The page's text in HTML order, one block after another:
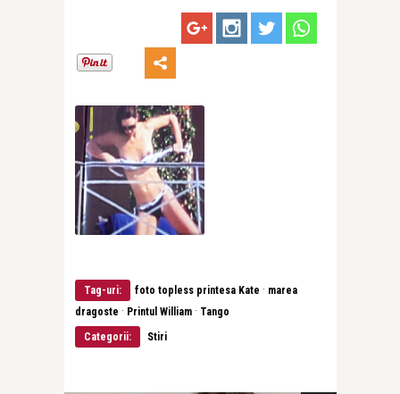
Tag-uri: foto topless printesa Kate · marea
dragoste · Printul William · Tango
Categorii:
Stiri